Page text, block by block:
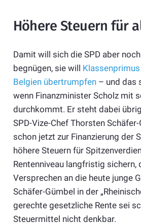
Höhere Steuern für
Damit will sich die SPD aber
begnügen, sie will
Belgien übertrumpfen– und das
wenn Finanzminister Scholz mit
durchkommt. Er steht dabei
SPD-Vize-Chef Thorsten
schon jetzt zur Finanzierung der
höhere Steuern für
Rentenniveau langfristig sichern,
Versprechen an die heute junge
Schäfer-Gümbel in der
gerechte gesetzliche Rente sei
Steuermittel nicht denkbar.